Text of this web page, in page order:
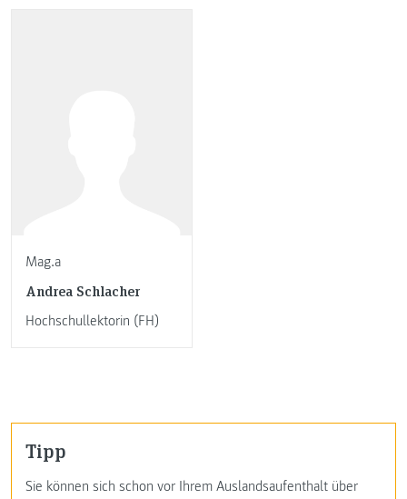
Mag.a
Andrea Schlacher
Hochschullektorin (FH)
Tipp
Sie können sich schon vor Ihrem Auslandsaufenthalt über